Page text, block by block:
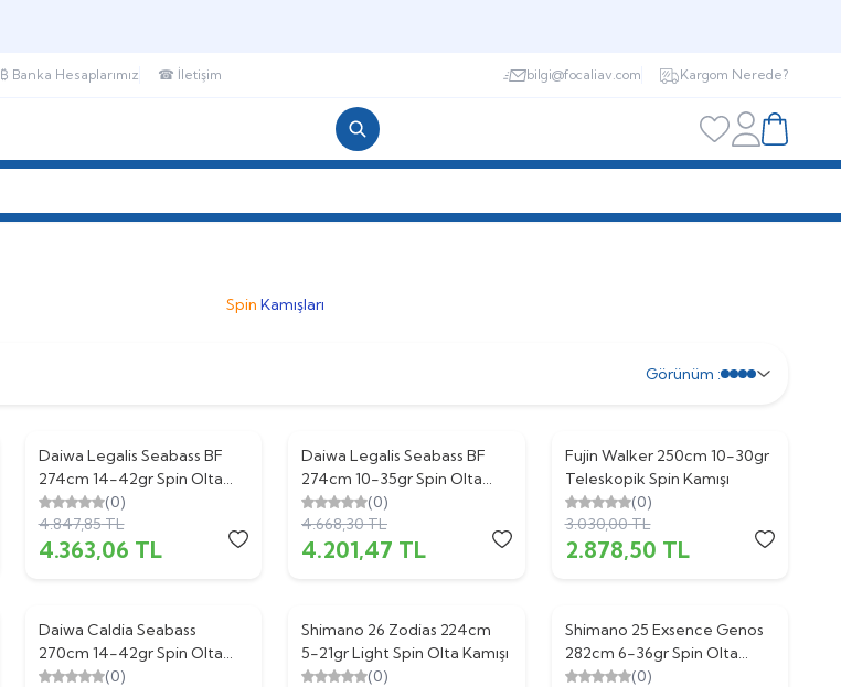
₿ Banka Hesaplarımız ☎ İletişim bilgi@focaliav.com Kargom Nerede?
Favorilerim
HesabımSepetim
Spin Kamışları
Görünüm :
%10
Daiwa Legalis Seabass BF
274cm 14-42gr Spin Olta
Kamışı
(0)
4.847,85TL
4.363,06 TL
%10
Daiwa Legalis Seabass BF
274cm 10-35gr Spin Olta
Kamışı
(0)
4.668,30TL
4.201,47 TL
%5
Fujin Walker 250cm 10-30gr
Teleskopik Spin Kamışı
(0)
3.030,00TL
2.878,50 TL
%10
Daiwa Caldia Seabass
270cm 14-42gr Spin Olta
Kamışı
(0)
Shimano 26 Zodias 224cm
5-21gr Light Spin Olta Kamışı
(0)
Shimano 25 Exsence Genos
282cm 6-36gr Spin Olta
Kamışı
(0)